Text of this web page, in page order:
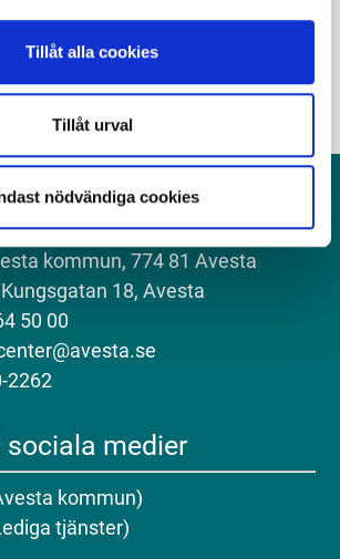
Tillåt alla cookies
Tillåt urval
nödvändiga cookies
Nej
kommun, 774 81 Avesta
18, Avesta
50 00
2262
sociala medier
kommun)
tjänster)